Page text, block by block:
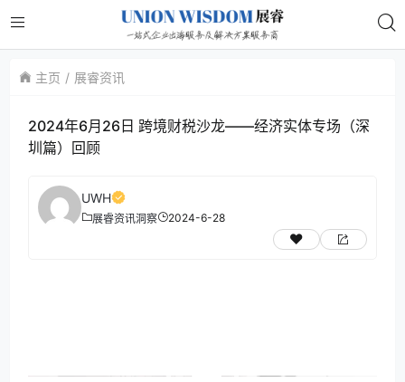
主页 展睿资讯
2024年6月26日 跨境财税沙龙——经济实体专场（深
圳篇）回顾
UWH
展睿资讯洞察 2024-6-28
器